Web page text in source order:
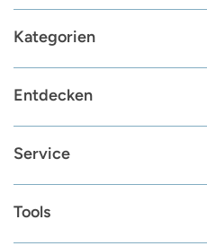
Kategorien
Entdecken
Service
Tools